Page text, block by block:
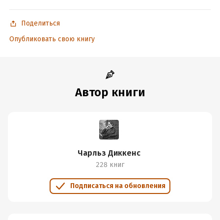
Дата поступления:24 августа 2024
Поделиться
Опубликовать свою книгу
Автор книги
Чарльз Диккенс
228 книг
Подписаться на обновления